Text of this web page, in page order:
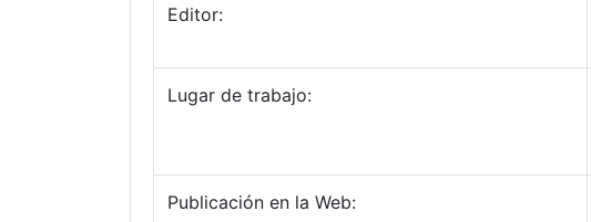
Editor:
Lugar de trabajo:
Publicación en la Web: